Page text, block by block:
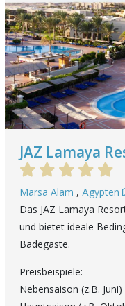
JAZ Lamaya
Marsa Alam , Ägypten
Das JAZ Lamaya
und bietet ideale
Badegäste.
Preisbeispiele:
Nebensaison (z.B.